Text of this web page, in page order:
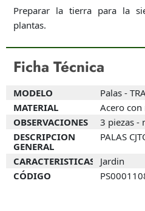
Preparar la tierra para la
plantas.
Ficha Técnica
MODELO
Palas -
MATERIAL
Acero
OBSERVACIONES
3 piezas -
DESCRIPCION
GENERAL
PALAS
CARACTERISTICAS
Jardin
CÓDIGO